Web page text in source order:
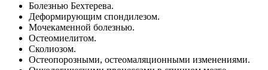
Болезнью Бехтерева.
Деформирующим спондилезом.
Мочекаменной болезнью.
Остеомиелитом.
Сколиозом.
Остеопорозными, остеомаляционными изменениями.